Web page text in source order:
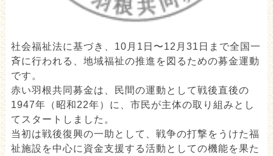
社会福祉法に基づき、10月1日〜12月31日まで全国一
斉に行われる、地域福祉の推進を図るための募金運動
です。
赤い羽根共同募金は、民間の運動として戦後直後の
1947年（昭和22年）に、市民が主体の取り組みとし
てスタートしました。
当初は戦後復興の一助として、戦争の打撃をうけた福
祉施設を中心に資金支援する活動としての機能を果た